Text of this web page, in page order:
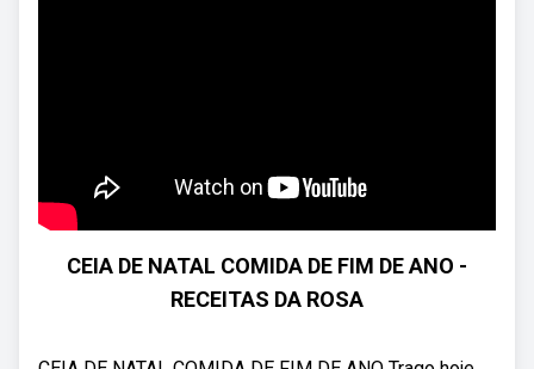
CEIA DE NATAL COMIDA DE FIM DE ANO -
RECEITAS DA ROSA